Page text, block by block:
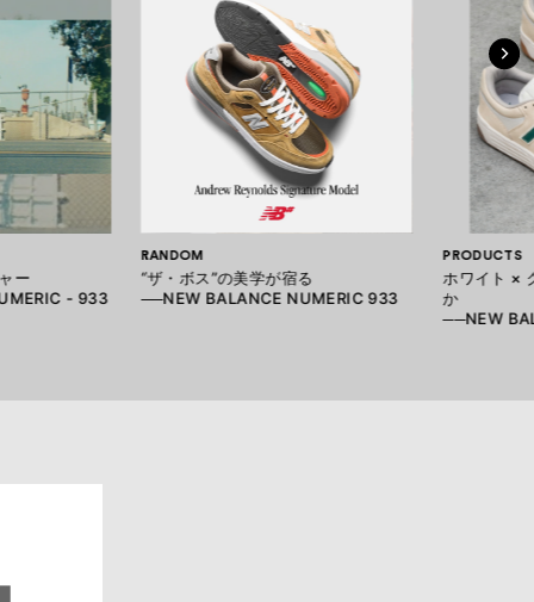
ー
- 933
RANDOM
“ザ・ボス”の美学が宿る
──NEW BALANCE NUMERIC 933
PRODUCTS
ホワイト ×
か
──NEW